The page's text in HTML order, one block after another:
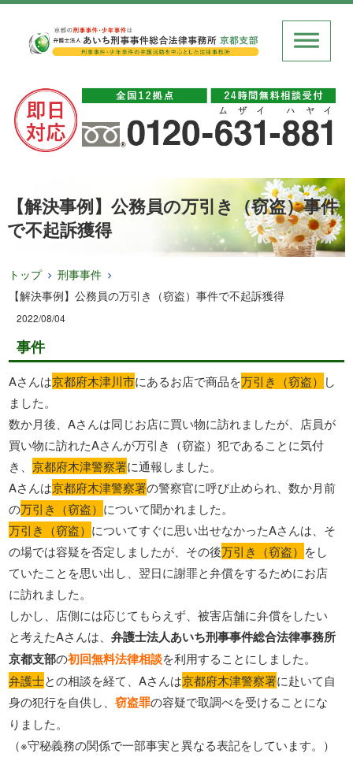
【解決事例】公務員の万引き（窃盗）事件
で不起訴獲得
トップ
刑事事件
【解決事例】公務員の万引き（窃盗）事件で不起訴獲得
2022/08/04
事件
Aさんは京都府木津川市にあるお店で商品を万引き（窃盗） し
ました。
数か月後、Aさんは同じお店に買い物に訪れましたが、店員が
買い物に訪れたAさんが万引き（窃盗）犯であることに気付
き、京都府木津警察署に通報しました。
Aさんは京都府木津警察署の警察官に呼び止められ、数か月前
の万引き（窃盗） について聞かれました。
万引き（窃盗） についてすぐに思い出せなかったAさんは、そ
の場では容疑を否定しましたが、その後万引き（窃盗） をし
ていたことを思い出し、翌日に謝罪と弁償をするためにお店
に訪れました。
しかし、店側には応じてもらえず、被害店舗に弁償をしたい
と考えたAさんは、弁護士法人あいち刑事事件総合法律事務所
京都支部の初回無料法律相談を利用することにしました。
弁護士との相談を経て、Aさんは京都府木津警察署に赴いて自
身の犯行を自供し、窃盗罪の容疑で取調べを受けることにな
りました。
（※守秘義務の関係で一部事実と異なる表記をしています。）